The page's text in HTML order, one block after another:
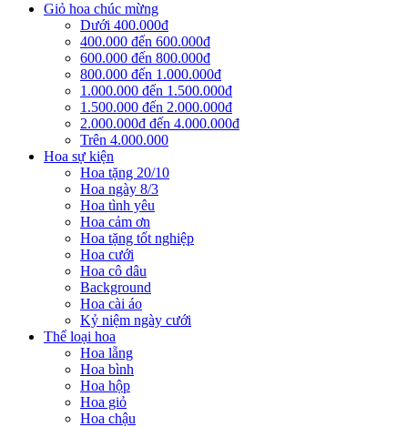
Giỏ hoa chúc mừng
Dưới 400.000đ
400.000 đến 600.000đ
600.000 đến 800.000đ
800.000 đến 1.000.000đ
1.000.000 đến 1.500.000đ
1.500.000 đến 2.000.000đ
2.000.000đ đến 4.000.000đ
Trên 4.000.000
Hoa sự kiện
Hoa tặng 20/10
Hoa ngày 8/3
Hoa tình yêu
Hoa cảm ơn
Hoa tặng tốt nghiệp
Hoa cưới
Hoa cô dâu
Background
Hoa cài áo
Kỷ niệm ngày cưới
Thể loại hoa
Hoa lẵng
Hoa bình
Hoa hộp
Hoa giỏ
Hoa chậu